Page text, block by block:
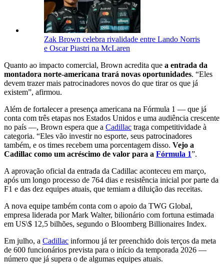
Zak Brown celebra rivalidade entre Lando Norris
e Oscar Piastri na McLaren
Quanto ao impacto comercial, Brown acredita que a entrada da
montadora norte-americana trará novas oportunidades. “Eles
devem trazer mais patrocinadores novos do que tirar os que já
existem”, afirmou.
Além de fortalecer a presença americana na Fórmula 1 — que já
conta com três etapas nos Estados Unidos e uma audiência crescente
no país —, Brown espera que a Cadillac traga competitividade à
categoria. “Eles vão investir no esporte, seus patrocinadores
também, e os times recebem uma porcentagem disso. Vejo a
Cadillac como um acréscimo de valor para a Fórmula 1”.
A aprovação oficial da entrada da Cadillac aconteceu em março,
após um longo processo de 764 dias e resistência inicial por parte da
F1 e das dez equipes atuais, que temiam a diluição das receitas.
A nova equipe também conta com o apoio da TWG Global,
empresa liderada por Mark Walter, bilionário com fortuna estimada
em US\$ 12,5 bilhões, segundo o Bloomberg Billionaires Index.
Em julho, a Cadillac informou já ter preenchido dois terços da meta
de 600 funcionários prevista para o início da temporada 2026 —
número que já supera o de algumas equipes atuais.